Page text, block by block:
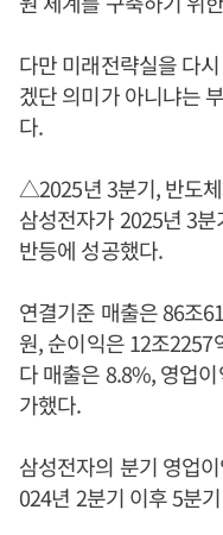
다만 미래전략실을 다
겠단 의미가 아니냐는
다.
△2025년 3분기, 반도
삼성전자가 2025년 3
반등에 성공했다.
연결기준 매출은 86조
원, 순이익은 12조2257
다 매출은 8.8%, 영업
가했다.
삼성전자의 분기 영업
024년 2분기 이후 5분